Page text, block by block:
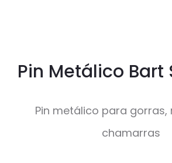
Pin Metálico Bart
Pin metálico para gorras,
chamarras